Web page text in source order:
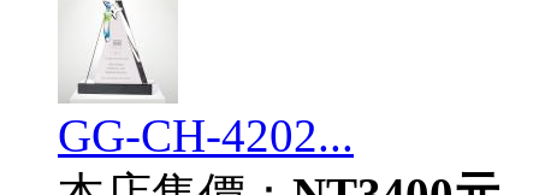
GG-CH-4202...